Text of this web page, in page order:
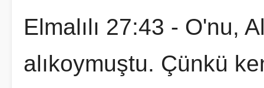
Elmalılı 27:43 - O'nu,
alıkoymuştu. Çünkü